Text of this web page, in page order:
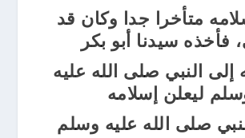
متأخرا جدا وكان قد
فأخذه سيدنا أبو بكر
إلى النبي صلى الله عليه
ليعلن إسلامه
صلى الله عليه وسلم